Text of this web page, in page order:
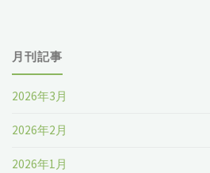
月刊記事
2026年3月
2026年2月
2026年1月